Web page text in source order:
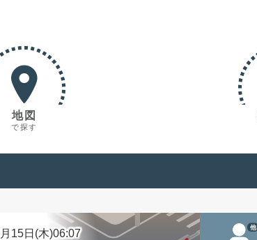
地図
で探す
15日(木)06:07
他